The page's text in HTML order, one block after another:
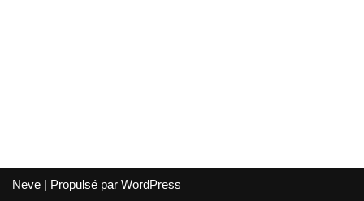
Neve | Propulsé par WordPress